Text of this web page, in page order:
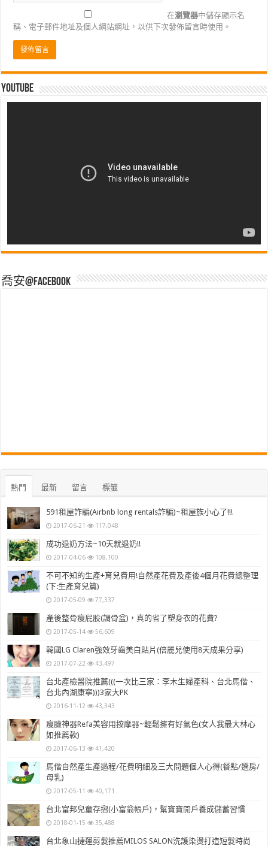
在瀏覽器中儲存顯示名
稱、電子郵件地址及個人網站網址，以供下次發佈留言時使用。
Youtube
喬安@Facebook
熱門 最新 留言 標籤
591租屋詐騙(Airbnb long rentals詐騙)~租屋族小心了!!!
2017-06-21 117,048
成功退奶方法~10天就退奶!!
2017-04-06 108,100
不可不知的生產+育兒費用!自然產花費及產後4個月花費總整理
(下:生產育兒篇)
2017-05-09 77,337
產後整骨瘦屁股(調骨盆)，真的省了塑身衣的花費?
2017-05-14 56,609
韓國LG Claren強效牙齒美白貼片(倍麗兒使用8天成果分享)
2017-07-22 43,497
台北產檢醫院推薦(((一次比三家：李木生婦產科、台北馬偕、
台北內湖康寧)))3家大PK
2016-11-12 43,343
瘦臉神器Refa美容用按摩器~輕鬆擁有好氣色(女人我最大林心
如推薦款)
2017-06-13 41,420
馬偕自然產生產過程/花費明細及三大問題個人心得(餐點/選房/
母乳)
2017-05-11 40,171
台北富邦兒童存摺(小富翁帳戶)，幫寶寶開戶養成儲蓄習慣
2018-01-15 35,488
台北象山捷運剪髮推薦MILOS SALON洗護染燙打造短髮時尚